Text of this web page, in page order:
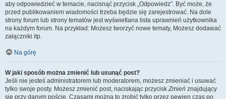
aby odpowiedzieć w temacie, nacisnąć przycisk „Odpowiedz”. Być może, że
przed publikowaniem wiadomości trzeba będzie się zarejestrować. Na dole
strony forum lub strony tematów jest wyświetlana lista uprawnień użytkownika
na każdym forum. Na przykład: Możesz tworzyć nowe tematy, Możesz dodawać
załączniki itp.
Na górę
W jaki sposób można zmienić lub usunąć post?
Jeśli nie jesteś administratorem lub moderatorem, możesz zmieniać i usuwać
tylko swoje posty. Możesz zmienić post, naciskając przyciskZmień znajdujący
się przy danym poście. Czasami można to zrobić tylko przez pewien czas po